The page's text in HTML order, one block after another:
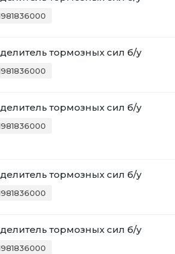
тормозных сил б/у
тормозных сил б/у
тормозных сил б/у
тормозных сил б/у